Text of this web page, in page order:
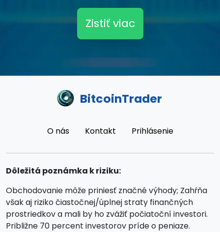
Zistiť viac
BitcoinTrader
O nás Kontakt Prihlásenie
Dôležitá poznámka k riziku:
Obchodovanie môže priniesť značné výhody; Zahŕňa
však aj riziko čiastočnej/úplnej straty finančných
prostriedkov a mali by ho zvážiť počiatoční investori.
Približne 70 percent investorov príde o peniaze.